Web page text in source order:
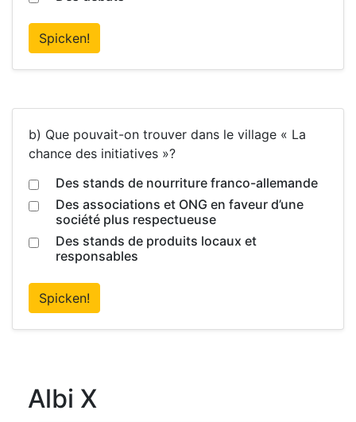
Spicken!
b) Que pouvait-on trouver dans le village « La
chance des initiatives »?
Des stands de nourriture franco-allemande
Des associations et ONG en faveur d’une
société plus respectueuse
Des stands de produits locaux et
responsables
Spicken!
Albi X